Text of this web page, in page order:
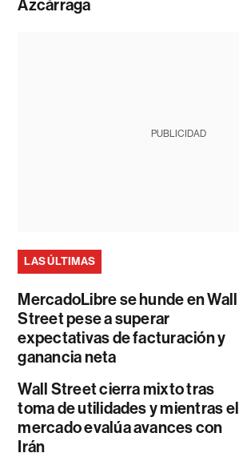
Azcárraga
PUBLICIDAD
LAS ÚLTIMAS
MercadoLibre se hunde en Wall
Street pese a superar
expectativas de facturación y
ganancia neta
Wall Street cierra mixto tras
toma de utilidades y mientras el
mercado evalúa avances con
Irán